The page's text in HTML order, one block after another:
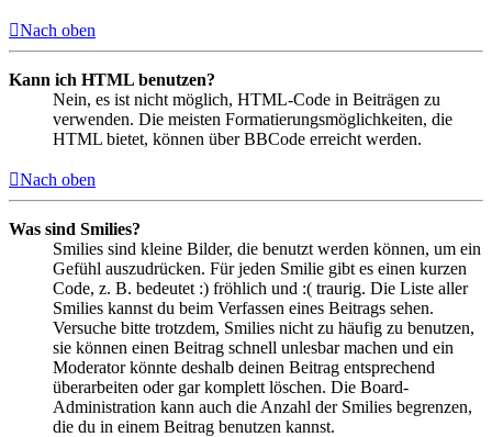
Nach oben
Kann ich HTML benutzen?
Nein, es ist nicht möglich, HTML-Code in Beiträgen zu
verwenden. Die meisten Formatierungsmöglichkeiten, die
HTML bietet, können über BBCode erreicht werden.
Nach oben
Was sind Smilies?
Smilies sind kleine Bilder, die benutzt werden können, um ein
Gefühl auszudrücken. Für jeden Smilie gibt es einen kurzen
Code, z. B. bedeutet :) fröhlich und :( traurig. Die Liste aller
Smilies kannst du beim Verfassen eines Beitrags sehen.
Versuche bitte trotzdem, Smilies nicht zu häufig zu benutzen,
sie können einen Beitrag schnell unlesbar machen und ein
Moderator könnte deshalb deinen Beitrag entsprechend
überarbeiten oder gar komplett löschen. Die Board-
Administration kann auch die Anzahl der Smilies begrenzen,
die du in einem Beitrag benutzen kannst.